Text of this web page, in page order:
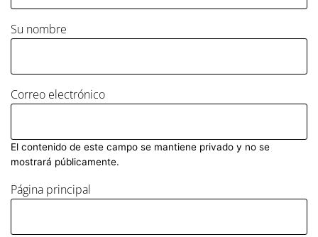
Su nombre
Correo electrónico
El contenido de este campo se mantiene privado y no se
mostrará públicamente.
Página principal